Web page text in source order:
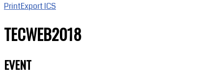
PrintExport ICS
TECWEB2018
EVENT